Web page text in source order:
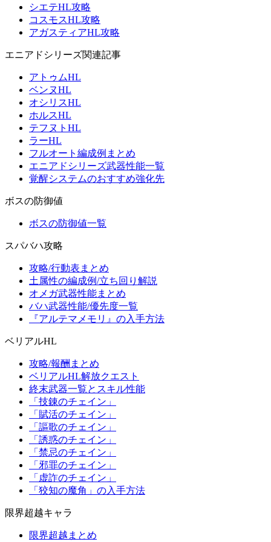
シエテHL攻略
コスモスHL攻略
アガスティアHL攻略
エニアドシリーズ関連記事
アトゥムHL
ベンヌHL
オシリスHL
ホルスHL
テフヌトHL
ラーHL
フルオート編成例まとめ
エニアドシリーズ武器性能一覧
覚醒システムのおすすめ強化先
ボスの防御値
ボスの防御値一覧
スパバハ攻略
攻略/行動表まとめ
土属性の編成例/立ち回り解説
オメガ武器性能まとめ
バハ武器性能/優先度一覧
『アルテマメモリ』の入手方法
ベリアルHL
攻略/報酬まとめ
ベリアルHL解放クエスト
終末武器一覧とスキル性能
「技錬のチェイン」
「賦活のチェイン」
「謳歌のチェイン」
「誘惑のチェイン」
「禁忌のチェイン」
「邪罪のチェイン」
「虚詐のチェイン」
「狡知の魔角」の入手方法
限界超越キャラ
限界超越まとめ